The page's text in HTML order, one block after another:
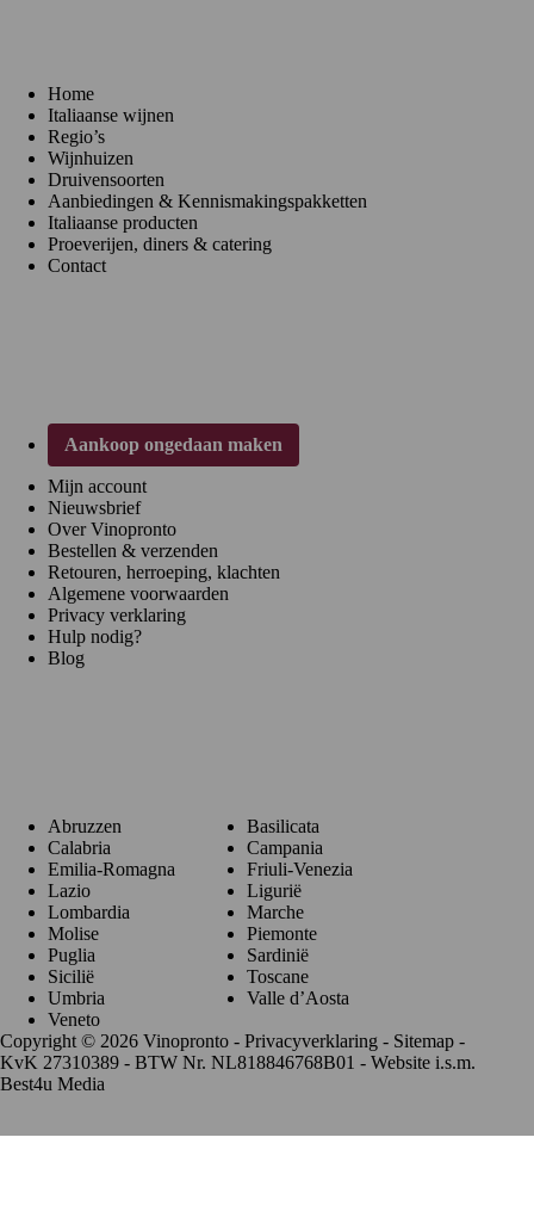
Home
Italiaanse wijnen
Regio’s
Wijnhuizen
Druivensoorten
Aanbiedingen & Kennismakingspakketten
Italiaanse producten
Proeverijen, diners & catering
Contact
Aankoop ongedaan maken
Mijn account
Nieuwsbrief
Over Vinopronto
Bestellen & verzenden
Retouren, herroeping, klachten
Algemene voorwaarden
Privacy verklaring
Hulp nodig?
Blog
Abruzzen
Basilicata
Calabria
Campania
Emilia-Romagna
Friuli-Venezia
Lazio
Ligurië
Lombardia
Marche
Molise
Piemonte
Puglia
Sardinië
Sicilië
Toscane
Umbria
Valle d’Aosta
Veneto
Copyright © 2026 Vinopronto - Privacyverklaring - Sitemap -
KvK 27310389 - BTW Nr. NL818846768B01 - Website i.s.m.
Best4u Media